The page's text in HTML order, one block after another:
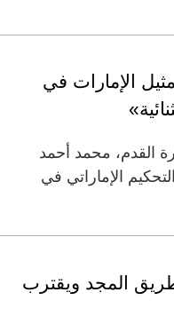
الإمارات في
القدم، محمد أحمد
الإماراتي في
طريق المجد ويقترب